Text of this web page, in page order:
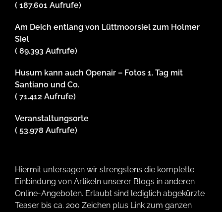
( 187.601 Aufrufe)
Am Deich entlang von Lüttmoorsiel zum Holmer
Siel
( 89.393 Aufrufe)
Husum kann auch Openair – Fotos 1. Tag mit
Santiano und Co.
( 71.412 Aufrufe)
Veranstaltungsorte
( 53.978 Aufrufe)
Hiermit untersagen wir strengstens die komplette
Einbindung von Artikeln unserer Blogs in anderen
Online-Angeboten. Erlaubt sind lediglich abgekürzte
Teaser bis ca. 200 Zeichen plus Link zum ganzen